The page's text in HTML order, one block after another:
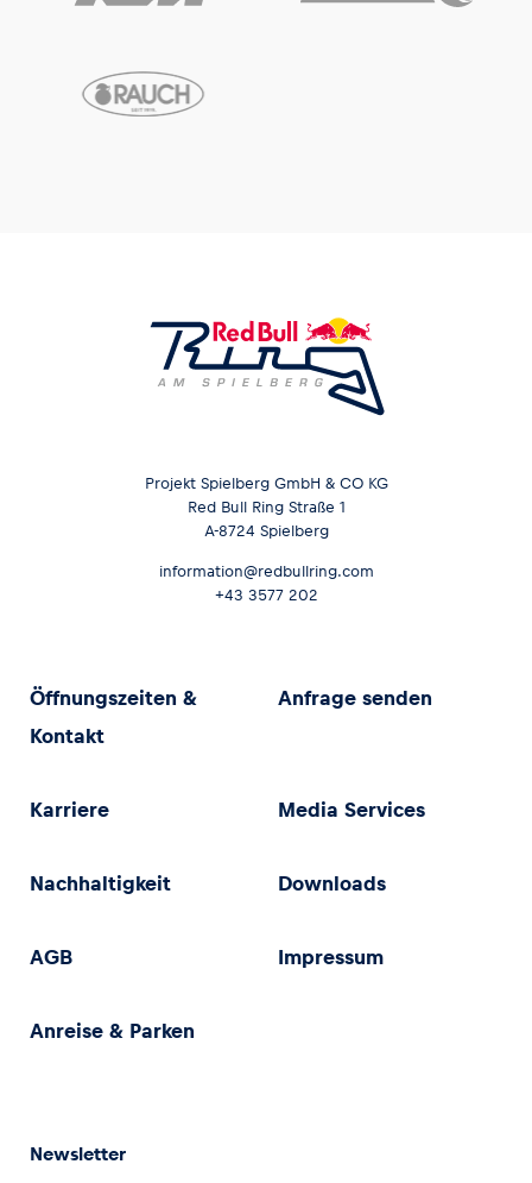
Projekt Spielberg GmbH & CO KG
Red Bull Ring Straße 1
A-8724 Spielberg
information@redbullring.com
+43 3577 202
Öffnungszeiten &
Kontakt
Anfrage senden
Karriere Media Services
Nachhaltigkeit Downloads
AGB Impressum
Anreise & Parken
Newsletter